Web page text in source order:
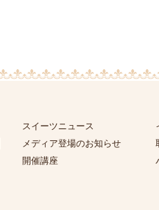
スイーツニュース
メディア登場のお知らせ
開催講座